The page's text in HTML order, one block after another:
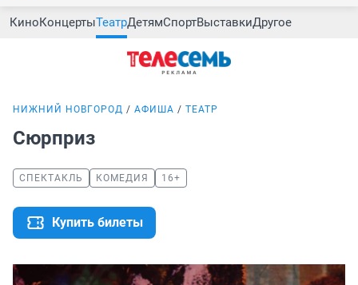
КиноКонцертыТеатрДетямСпортВыставкиДругое
НИЖНИЙ НОВГОРОД АФИША ТЕАТР
Сюрприз
СПЕКТАКЛЬ КОМЕДИЯ 16+
Купить билеты